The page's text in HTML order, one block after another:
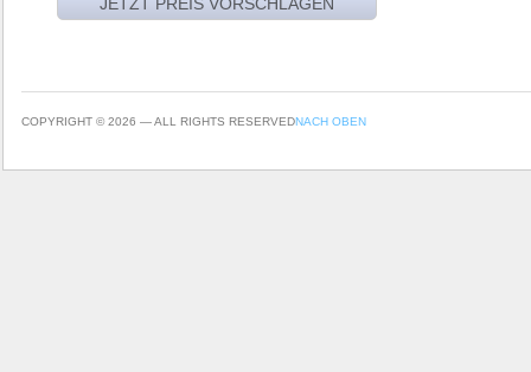
COPYRIGHT © 2026 — ALL RIGHTS RESERVEDNACH OBEN